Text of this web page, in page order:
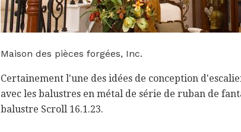
Maison des pièces forgées, Inc.
Certainement l'une des idées de conception
avec les balustres en métal de série de ruban de
balustre Scroll 16.1.23.